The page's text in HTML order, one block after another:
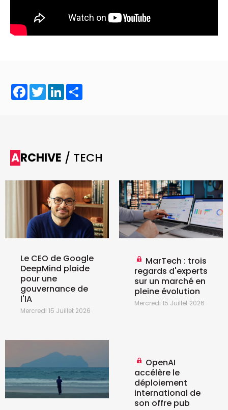
Facebook
TwitterLinkedIn
ARCHIVE / TECH
Le CEO de Google
DeepMind plaide
pour une
gouvernance de
l'IA
Mercredi 15 Juillet 2026
MarTech : trois
regards d'experts
sur un marché en
pleine évolution
Mercredi 15 Juillet 2026
OpenAI
accélère le
déploiement
international de
son offre pub